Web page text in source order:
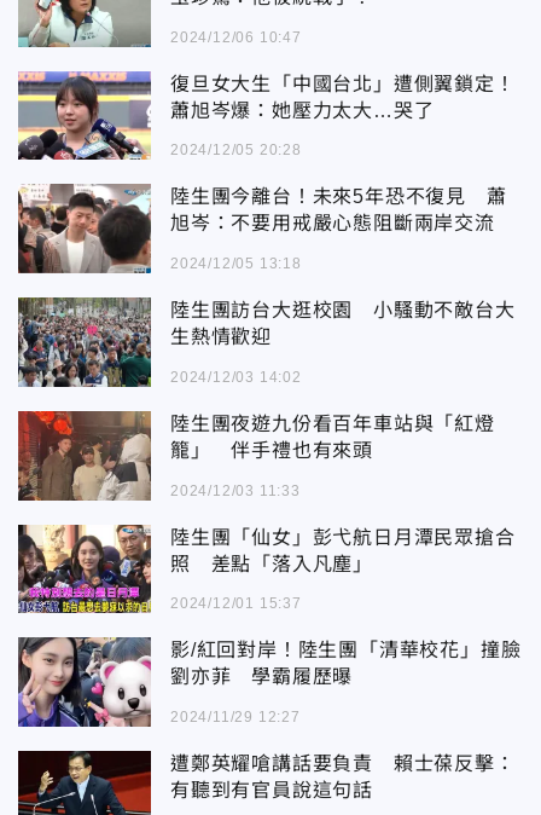
2024/12/06 10:47
復旦女大生「中國台北」遭側翼鎖定！
蕭旭岑爆：她壓力太大…哭了
2024/12/05 20:28
陸生團今離台！未來5年恐不復見 蕭
旭岑：不要用戒嚴心態阻斷兩岸交流
2024/12/05 13:18
陸生團訪台大逛校園 小騷動不敵台大
生熱情歡迎
2024/12/03 14:02
陸生團夜遊九份看百年車站與「紅燈
籠」 伴手禮也有來頭
2024/12/03 11:33
陸生團「仙女」彭弋航日月潭民眾搶合
照 差點「落入凡塵」
2024/12/01 15:37
影/紅回對岸！陸生團「清華校花」撞臉
劉亦菲 學霸履歷曝
2024/11/29 12:27
遭鄭英耀嗆講話要負責 賴士葆反擊：
有聽到有官員說這句話